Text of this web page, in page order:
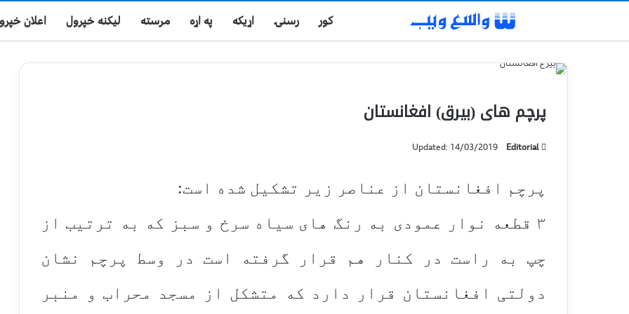
کور رسنۍ اړیکه په اړه مرسته لیکنه خپرول اعلان
پرچم های (بیرق) افغانستان
Editorial
Updated: 14/03/2019
پرچم افغانستان از عناصر زیر تشکیل شده است:
۳ قطعه نوار عمودی به رنگ های سیاه سرخ و سبز که به ترتیب از
چپ به راست در کنار هم قرار گرفته است در وسط پرچم نشان
دولتی افغانستان قرار دارد که متشکل از مسجد محراب و منبر